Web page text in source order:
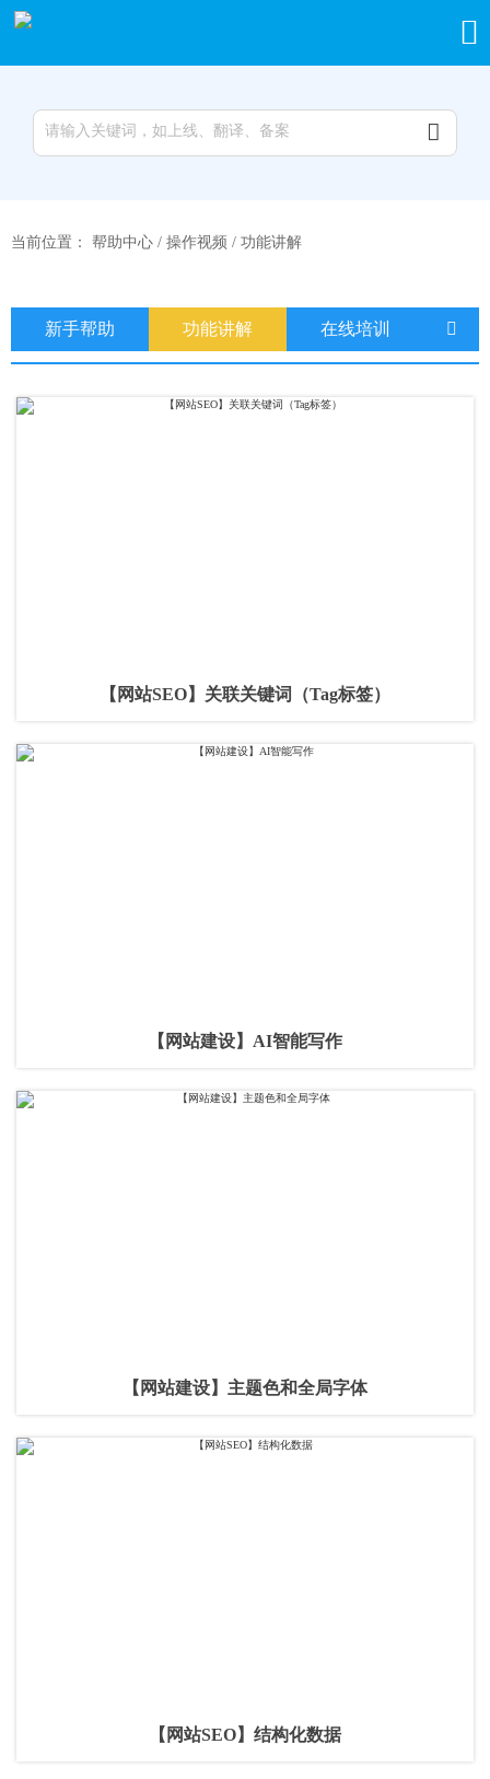


当前位置： 帮助中心 / 操作视频 / 功能讲解
新手帮助 功能讲解 在线培训 
【网站SEO】关联关键词（Tag标签）
【网站建设】AI智能写作
【网站建设】主题色和全局字体
【网站SEO】结构化数据